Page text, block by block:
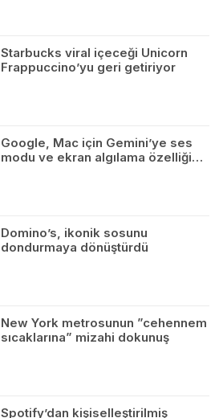
Starbucks viral içeceği Unicorn
Frappuccino’yu geri getiriyor
Google, Mac için Gemini’ye ses
modu ve ekran algılama özelliği…
Domino’s, ikonik sosunu
dondurmaya dönüştürdü
New York metrosunun ”cehennem
sıcaklarına” mizahi dokunuş
Spotify’dan kişiselleştirilmiş